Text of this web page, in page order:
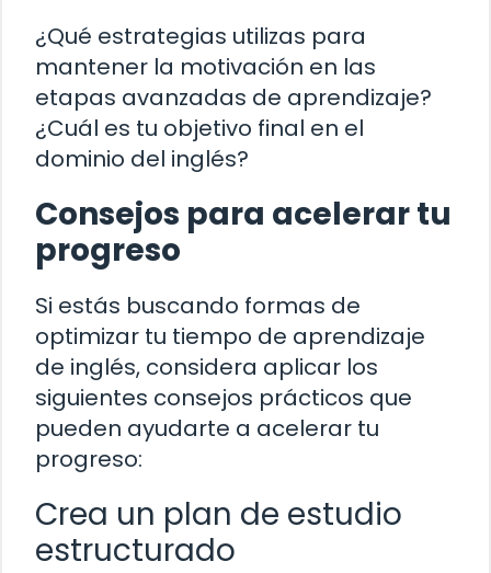
¿Qué estrategias utilizas para
mantener la motivación en las
etapas avanzadas de aprendizaje?
¿Cuál es tu objetivo final en el
dominio del inglés?
Consejos para acelerar tu
progreso
Si estás buscando formas de
optimizar tu tiempo de aprendizaje
de inglés, considera aplicar los
siguientes consejos prácticos que
pueden ayudarte a acelerar tu
progreso:
Crea un plan de estudio
estructurado